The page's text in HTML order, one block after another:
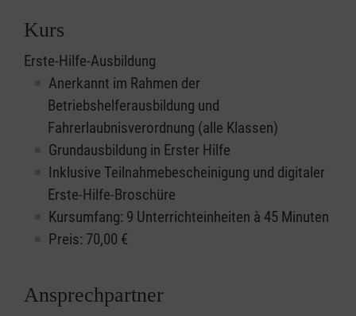
Kurs
Erste-Hilfe-Ausbildung
Anerkannt im Rahmen der
Betriebshelferausbildung und
Fahrerlaubnisverordnung (alle Klassen)
Grundausbildung in Erster Hilfe
Inklusive Teilnahmebescheinigung und digitaler
Erste-Hilfe-Broschüre
Kursumfang: 9 Unterrichteinheiten à 45 Minuten
Preis: 70,00 €
Ansprechpartner